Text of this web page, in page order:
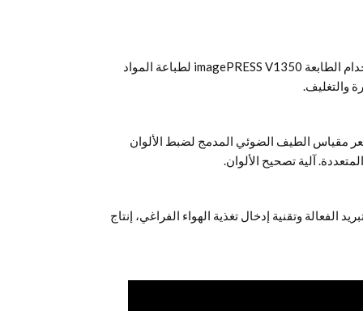
يمكنك تلبية متطلبات الطباعة المتنوعة باستخدام الطابعة imagePRESS V1350 لطباعة المواد
والتغليف.
مقياس الطيف الضوئي المدمج لضبط الألوان
الفعالة وتقنية إدخال تغذية الهواء الفراغي، إنتاج